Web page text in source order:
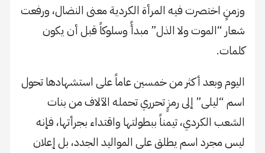
وزمنٍ اختصرت فيه المرأة الكردية معنى النضال، ورفعت
شعار “الموت ولا الذل” مبدأً وسلوكاً قبل أن يكون
كلمات.
اليوم وبعد أكثر من خمسين عاماً على استشهادها تحول
اسم “ليلى” إلى رمزٍ تحرري تحمله الآلاف من بنات
الشعب الكردي، تيمناً ببطولتها واقتداء بجرأتها، فإنه
ليس مجرد اسم يطلق على المواليد الجدد، بل إعلان